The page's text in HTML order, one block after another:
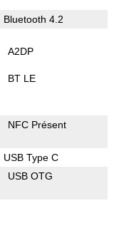
Bluetooth 4.2
A2DP
BT LE
NFC Présent
USB Type C
USB OTG